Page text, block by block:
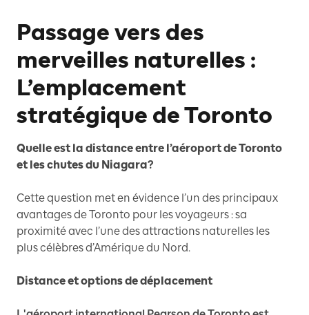
Passage vers des
merveilles naturelles :
L’emplacement
stratégique de Toronto
Quelle est la distance entre l’aéroport de Toronto
et les chutes du Niagara?
Cette question met en évidence l’un des principaux
avantages de Toronto pour les voyageurs : sa
proximité avec l’une des attractions naturelles les
plus célèbres d’Amérique du Nord.
Distance et options de déplacement